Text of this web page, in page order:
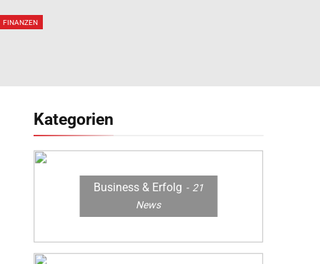
FINANZEN
Kategorien
Business & Erfolg
21
News